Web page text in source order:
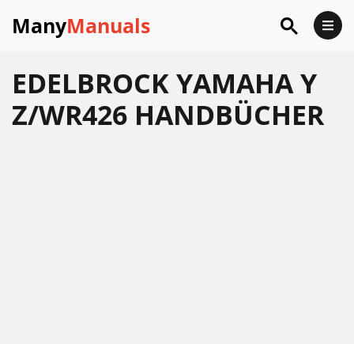
ManyManuals
EDELBROCK YAMAHA Y
Z/WR426 HANDBÜCHER